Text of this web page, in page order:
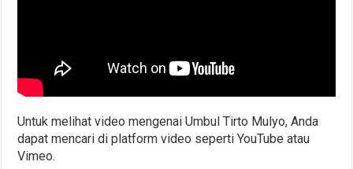
Untuk melihat video mengenai Umbul Tirto Mulyo, Anda
dapat mencari di platform video seperti YouTube atau
Vimeo.